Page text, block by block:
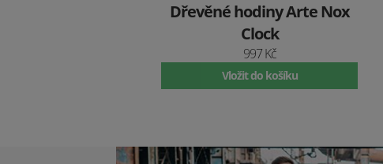
Dřevěné hodiny Arte Nox
Clock
997 Kč
Vložit do košíku